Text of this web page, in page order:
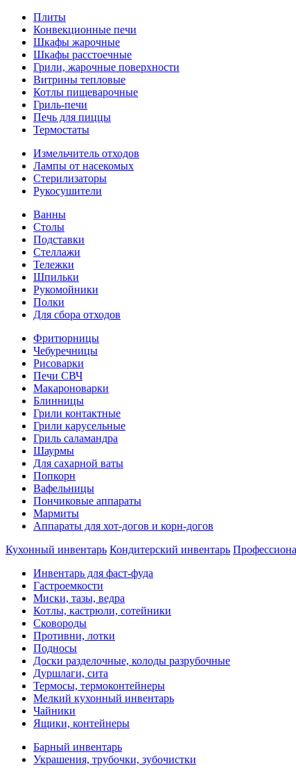
Плиты
Конвекционные печи
Шкафы жарочные
Шкафы расстоечные
Грили, жарочные поверхности
Витрины тепловые
Котлы пищеварочные
Гриль-печи
Печь для пиццы
Термостаты
Измельчитель отходов
Лампы от насекомых
Стерилизаторы
Рукосушители
Ванны
Столы
Подставки
Стеллажи
Тележки
Шпильки
Рукомойники
Полки
Для сбора отходов
Фритюрницы
Чебуречницы
Рисоварки
Печи СВЧ
Макароноварки
Блинницы
Грили контактные
Грили карусельные
Гриль саламандра
Шаурмы
Для сахарной ваты
Попкорн
Вафельницы
Пончиковые аппараты
Мармиты
Аппараты для хот-догов и корн-догов
Кухонный инвентарь Кондитерский инвентарь
Инвентарь для фаст-фуда
Гастроемкости
Миски, тазы, ведра
Котлы, кастрюли, сотейники
Сковороды
Противни, лотки
Подносы
Доски разделочные, колоды разрубочные
Дуршлаги, сита
Термосы, термоконтейнеры
Мелкий кухонный инвентарь
Чайники
Ящики, контейнеры
Барный инвентарь
Украшения, трубочки, зубочистки